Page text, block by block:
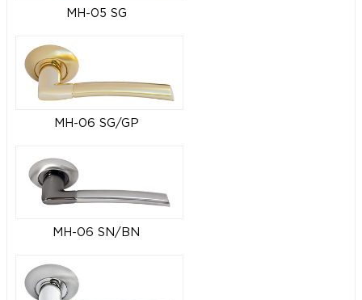
MH-05 SG
MH-06 SG/GP
MH-06 SN/BN